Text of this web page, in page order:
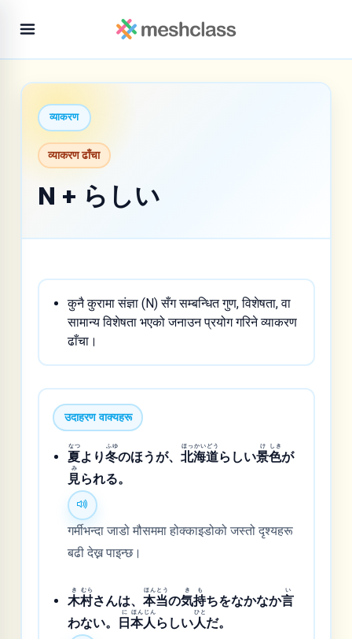
व्याकरण
व्याकरण ढाँचा
N + らしい
कुनै कुरामा संज्ञा (N) सँग सम्बन्धित गुण, विशेषता, वा
सामान्य विशेषता भएको जनाउन प्रयोग गरिने व्याकरण
ढाँचा।
उदाहरण वाक्यहरू
夏
なつ
より冬
ふゆ
のほうが、北
ほっ
海
かい
道
どう
らしい景
け
色
しき
が
見
み
られる。
गर्मीभन्दा जाडो मौसममा होक्काइडोको जस्तो दृश्यहरू
बढी देख्न पाइन्छ।
木
き
村
むら
さんは、本
ほん
当
とう
の気
き
持
も
ちをなかなか言
い
わない。 日
に
本
ほん
人
じん
らしい人
ひと
だ。